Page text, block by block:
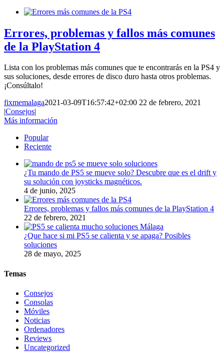
Errores, problemas y fallos más comunes
de la PlayStation 4
Lista con los problemas más comunes que te encontrarás en la PS4 y
sus soluciones, desde errores de disco duro hasta otros problemas.
¡Consúltalo!
fixmemalaga2021-03-09T16:57:42+02:00 22 de febrero, 2021
|Consejos|
Más información
Popular
Reciente
¿Tu mando de PS5 se mueve solo? Descubre que es el drift y
su solución con joysticks magnéticos.
4 de junio, 2025
Errores, problemas y fallos más comunes de la PlayStation 4
22 de febrero, 2021
¿Que hace si mi PS5 se calienta y se apaga? Posibles
soluciones
28 de mayo, 2025
Temas
Consejos
Consolas
Móviles
Noticias
Ordenadores
Reviews
Uncategorized